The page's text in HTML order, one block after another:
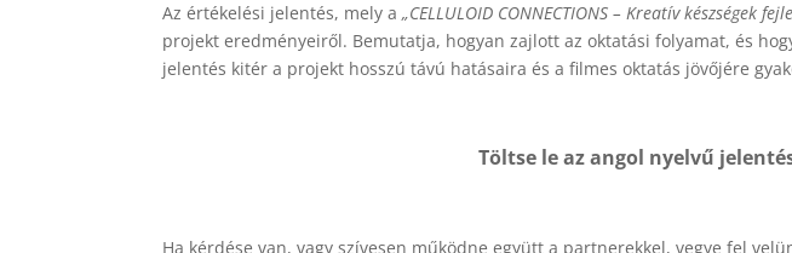
Az értékelési jelentés, mely a„CELLULOID CONNECTIONS – Kreatív készségek
projekt eredményeiről. Bemutatja, hogyan zajlott az oktatási folyamat, és
jelentés kitér a projekt hosszú távú hatásaira és a filmes oktatás jövőjére
Töltse le az angol nyelvű
Ha kérdése van, vagy szívesen működne együtt a partnerekkel, vegye fel